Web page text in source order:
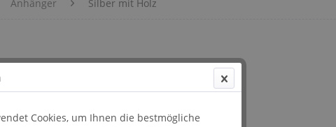
Anhänger Silber mit Holz
Cookies, um Ihnen die bestmögliche